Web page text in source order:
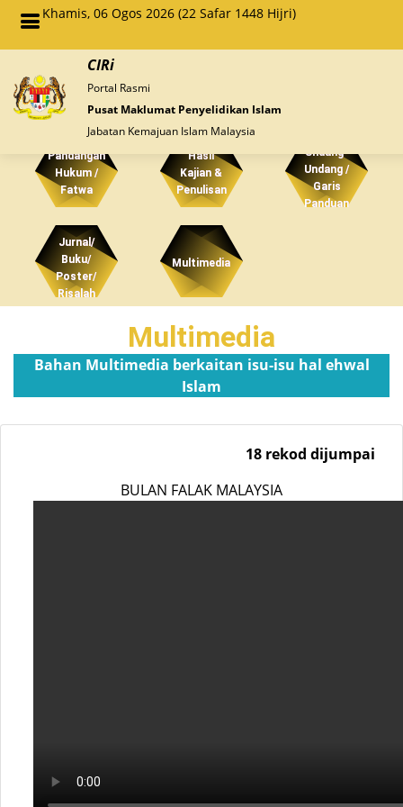
Khamis, 06 Ogos 2026 (22 Safar 1448 Hijri)
CIRi
Portal Rasmi
Pusat Maklumat Penyelidikan Islam
Jabatan Kemajuan Islam Malaysia
Pandangan
Hukum /
Fatwa
Hasil
Kajian &
Penulisan
Undang-
Undang /
Garis
Panduan
Jurnal/
Buku/
Poster/
Risalah
Multimedia
Multimedia
Bahan Multimedia berkaitan isu-isu hal ehwal
Islam
18 rekod dijumpai
BULAN FALAK MALAYSIA